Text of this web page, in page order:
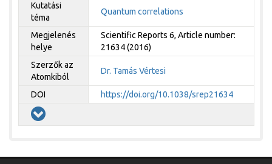
Kutatási
téma
Quantum correlations
Megjelenés
helye
Scientific Reports 6, Article number:
21634 (2016)
Szerzők az
Atomkiból
Dr. Tamás Vértesi
DOI https://doi.org/10.1038/srep21634